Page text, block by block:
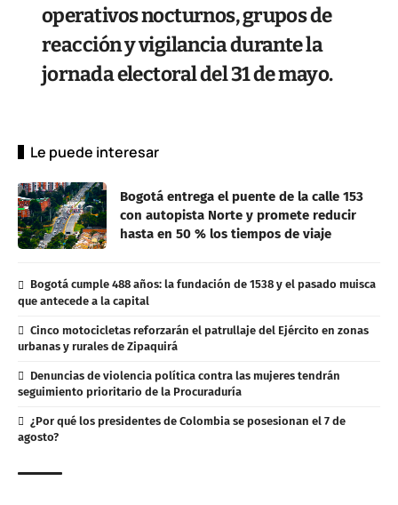
operativos nocturnos, grupos de
reacción y vigilancia durante la
jornada electoral del 31 de mayo.
Le puede interesar
Bogotá entrega el puente de la calle 153
con autopista Norte y promete reducir
hasta en 50 % los tiempos de viaje
Bogotá cumple 488 años: la fundación de 1538 y el pasado muisca
que antecede a la capital
Cinco motocicletas reforzarán el patrullaje del Ejército en zonas
urbanas y rurales de Zipaquirá
Denuncias de violencia política contra las mujeres tendrán
seguimiento prioritario de la Procuraduría
¿Por qué los presidentes de Colombia se posesionan el 7 de
agosto?